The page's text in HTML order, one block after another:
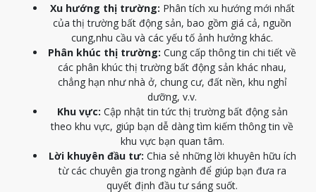
Xu hướng thị trường: Phân tích xu hướng mới nhất
của thị trường bất động sản, bao gồm giá cả, nguồn
cung,nhu cầu và các yếu tố ảnh hưởng khác.
Phân khúc thị trường: Cung cấp thông tin chi tiết về
các phân khúc thị trường bất động sản khác nhau,
chẳng hạn như nhà ở, chung cư, đất nền, khu nghỉ
dưỡng, v.v.
Khu vực: Cập nhật tin tức thị trường bất động sản
theo khu vực, giúp bạn dễ dàng tìm kiếm thông tin về
khu vực bạn quan tâm.
Lời khuyên đầu tư: Chia sẻ những lời khuyên hữu ích
từ các chuyên gia trong ngành để giúp bạn đưa ra
quyết định đầu tư sáng suốt.